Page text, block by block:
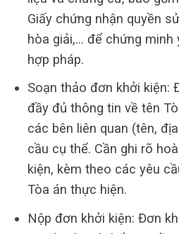
Giấy chứng nhận quyền
hòa giải,… để chứng minh
hợp pháp.
Soạn thảo đơn khởi kiện:
đầy đủ thông tin về tên
các bên liên quan (tên,
cầu cụ thể. Cần ghi rõ
kiện, kèm theo các yêu
Tòa án thực hiện.
Nộp đơn khởi kiện: Đơn